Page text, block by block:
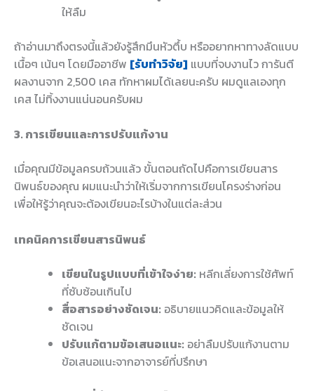
ให้ลืม
ถ้าอ่านมาถึงตรงนี้แล้วยังรู้สึกมึนหัวตึ้บ หรืออยากหาทางลัดแบบ
เนื้อๆ เน้นๆ โดยมืออาชีพ [รับทำวิจัย] แบบที่จบงานไว การันตี
ผลงานจาก 2,500 เคส ทักหาผมได้เลยนะครับ ผมดูแลเองทุก
เคส ไม่ทิ้งงานแน่นอนครับผม
3. การเขียนและการปรับแก้งาน
เมื่อคุณมีข้อมูลครบถ้วนแล้ว ขั้นตอนถัดไปคือการเขียนสาร
นิพนธ์ของคุณ ผมแนะนำว่าให้เริ่มจากการเขียนโครงร่างก่อน
เพื่อให้รู้ว่าคุณจะต้องเขียนอะไรบ้างในแต่ละส่วน
เทคนิคการเขียนสารนิพนธ์
เขียนในรูปแบบที่เข้าใจง่าย: หลีกเลี่ยงการใช้ศัพท์
ที่ซับซ้อนเกินไป
สื่อสารอย่างชัดเจน: อธิบายแนวคิดและข้อมูลให้
ชัดเจน
ปรับแก้ตามข้อเสนอแนะ: อย่าลืมปรับแก้งานตาม
ข้อเสนอแนะจากอาจารย์ที่ปรึกษา